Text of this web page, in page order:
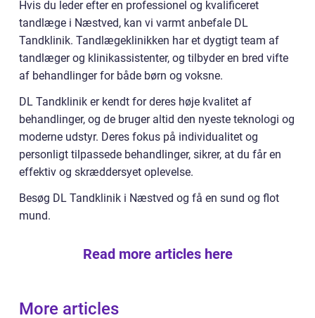
Hvis du leder efter en professionel og kvalificeret
tandlæge i Næstved, kan vi varmt anbefale DL
Tandklinik. Tandlægeklinikken har et dygtigt team af
tandlæger og klinikassistenter, og tilbyder en bred vifte
af behandlinger for både børn og voksne.
DL Tandklinik er kendt for deres høje kvalitet af
behandlinger, og de bruger altid den nyeste teknologi og
moderne udstyr. Deres fokus på individualitet og
personligt tilpassede behandlinger, sikrer, at du får en
effektiv og skræddersyet oplevelse.
Besøg DL Tandklinik i Næstved og få en sund og flot
mund.
Read more articles here
More articles